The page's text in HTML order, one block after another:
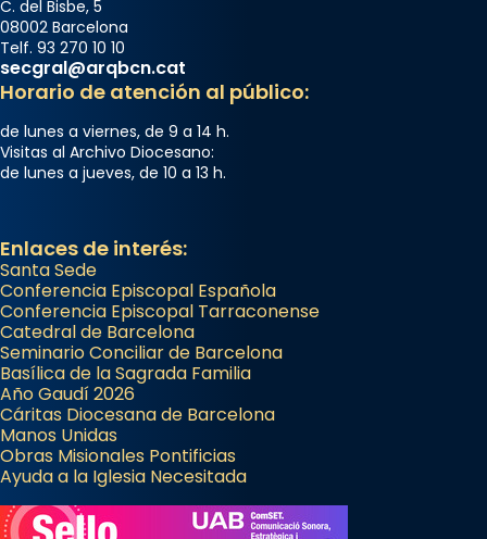
C. del Bisbe, 5
08002 Barcelona
Telf. 93 270 10 10
secgral@arqbcn.cat
Horario de atención al público:
de lunes a viernes, de 9 a 14 h.
Visitas al Archivo Diocesano:
de lunes a jueves, de 10 a 13 h.
Enlaces de interés:
Santa Sede
Conferencia Episcopal Española
Conferencia Episcopal Tarraconense
Catedral de Barcelona
Seminario Conciliar de Barcelona
Basílica de la Sagrada Familia
Año Gaudí 2026
Cáritas Diocesana de Barcelona
Manos Unidas
Obras Misionales Pontificias
Ayuda a la Iglesia Necesitada